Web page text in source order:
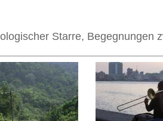
Starre, Begegnungen